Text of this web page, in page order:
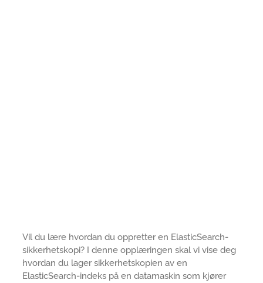
Vil du lære hvordan du oppretter en ElasticSearch-
sikkerhetskopi? I denne opplæringen skal vi vise deg
hvordan du lager sikkerhetskopien av en
ElasticSearch-indeks på en datamaskin som kjører